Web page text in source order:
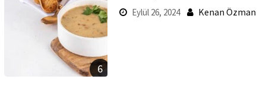
6
Eylül 26, 2024 Kenan Özman